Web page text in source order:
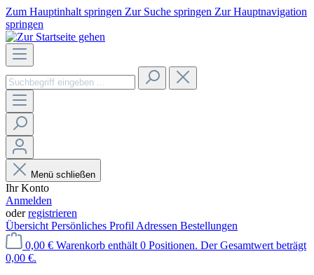
Zum Hauptinhalt springen Zur Suche springen Zur Hauptnavigation
springen
Menü schließen
Ihr Konto
Anmelden
oderregistrieren
Übersicht Persönliches Profil Adressen Bestellungen
0,00 € Warenkorb enthält 0 Positionen. Der Gesamtwert beträgt
0,00 €.